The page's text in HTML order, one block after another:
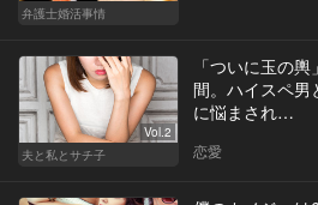
弁護士婚活事情
Vol.2
夫と私とサチ子
「ついに玉の
間。ハイスペ男
に悩まされ…
恋愛